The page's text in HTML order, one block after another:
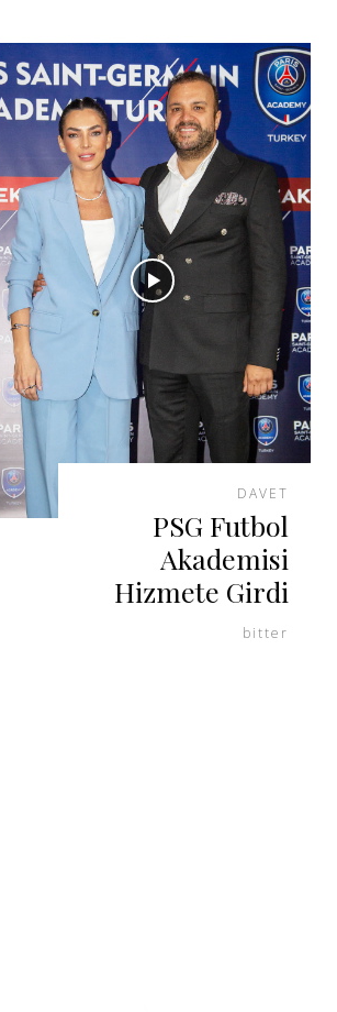
DAVET
PSG Futbol
Akademisi
Hizmete Girdi
bitter